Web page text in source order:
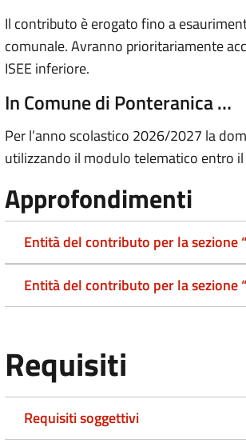
Il contributo è erogato fino a
comunale. Avranno prioritariamente
ISEE inferiore.
In Comune di Ponteranica …
Per l’anno scolastico 2026/2027 la
utilizzando il modulo telematico entro
Approfondimenti
Entità del contributo per la sezione
Entità del contributo per la sezione
Requisiti
Requisiti soggettivi